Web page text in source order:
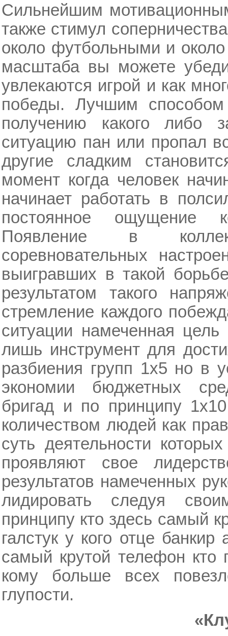
Сильнейшим
также стимул
около футбольными и
масштаба вы можете
увлекаются игрой и как
победы. Лучшим способом
получению какого либо
ситуацию пан или пропал
другие сладким
момент когда человек
начинает работать в
постоянное ощущение
Появление в
соревновательных
выигравших в такой
результатом такого
стремление каждого
ситуации намеченная
лишь инструмент для
разбиения групп 1х5 но в
экономии бюджетных
бригад и по принципу
количеством людей как
суть деятельности
проявляют свое
результатов намеченных
лидировать следуя
принципу кто здесь самый
галстук у кого отце
самый крутой телефон
кому больше всех
глупости.